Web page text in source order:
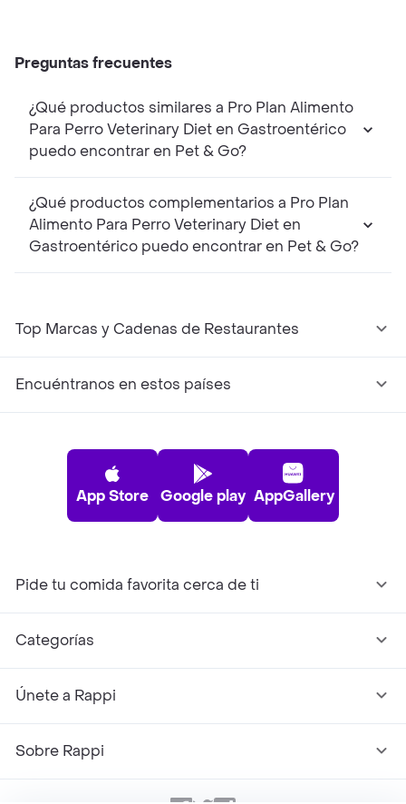
Preguntas frecuentes
¿Qué productos similares a Pro Plan Alimento
Para Perro Veterinary Diet en Gastroentérico
puedo encontrar en Pet & Go?
¿Qué productos complementarios a Pro Plan
Alimento Para Perro Veterinary Diet en
Gastroentérico puedo encontrar en Pet & Go?
Top Marcas y Cadenas de Restaurantes
Encuéntranos en estos países
App Store Google play AppGallery
Pide tu comida favorita cerca de ti
Categorías
Únete a Rappi
Sobre Rappi